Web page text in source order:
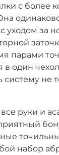
с более
уходом за
парами
в один
систему не
руки и
набор